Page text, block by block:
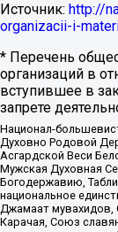
Источник: http://
organizacii-i-
* Перечень
организаций в
вступившее в
запрете
Национал-
Духовно Родовой
Асгардской Веси
Мужская Духовная
Богодержавию,
национальное
Джамаат мувахидов,
Карачая, Союз